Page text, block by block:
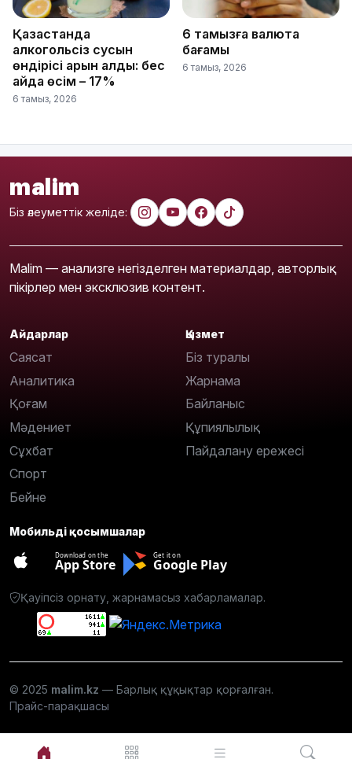
Қазақстанда
алкогольсіз сусын
өндірісі қарқын алды: бес
айда өсім – 17%
6 тамыз, 2026
6 тамызға валюта
бағамы
6 тамыз, 2026
malim
Біз әлеуметтік желіде:
Malim — анализге негізделген материалдар, авторлық
пікірлер мен эксклюзив контент.
Айдарлар
Саясат
Аналитика
Қоғам
Мәдениет
Сұхбат
Спорт
Бейне
Қызмет
Біз туралы
Жарнама
Байланыс
Құпиялылық
Пайдалану ережесі
Мобильді қосымшалар
Download on the
App Store
Get it on
Google Play
Қауіпсіз орнату, жарнамасыз хабарламалар.
© 2025 malim.kz — Барлық құқықтар қорғалған.
Прайс-парақшасы